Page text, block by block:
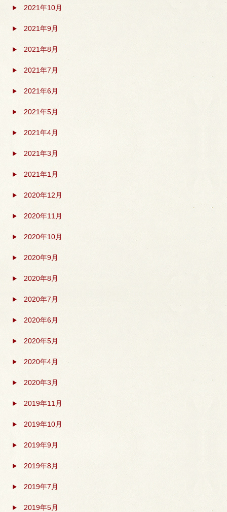
2021年10月
2021年9月
2021年8月
2021年7月
2021年6月
2021年5月
2021年4月
2021年3月
2021年1月
2020年12月
2020年11月
2020年10月
2020年9月
2020年8月
2020年7月
2020年6月
2020年5月
2020年4月
2020年3月
2019年11月
2019年10月
2019年9月
2019年8月
2019年7月
2019年5月